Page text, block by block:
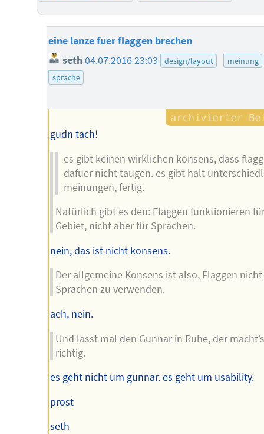
eine lanze fuer flaggen brechen
seth04.07.2016 23:03 design/layout
meinung
sprache
gudn tach!
es gibt keinen wirklichen konsens, dass
dafuer nicht taugen. es gibt halt
meinungen, fertig.
Natürlich gibt es den: Flaggen funktionieren
Gebiet, nicht aber für Sprachen.
nein, das ist nicht konsens.
Der allgemeine Konsens ist also, Flaggen
Sprachen zu verwenden.
aeh, nein.
Und lasst mal den Gunnar in Ruhe, der
richtig.
es geht nicht um gunnar. es geht um usability.
prost
seth